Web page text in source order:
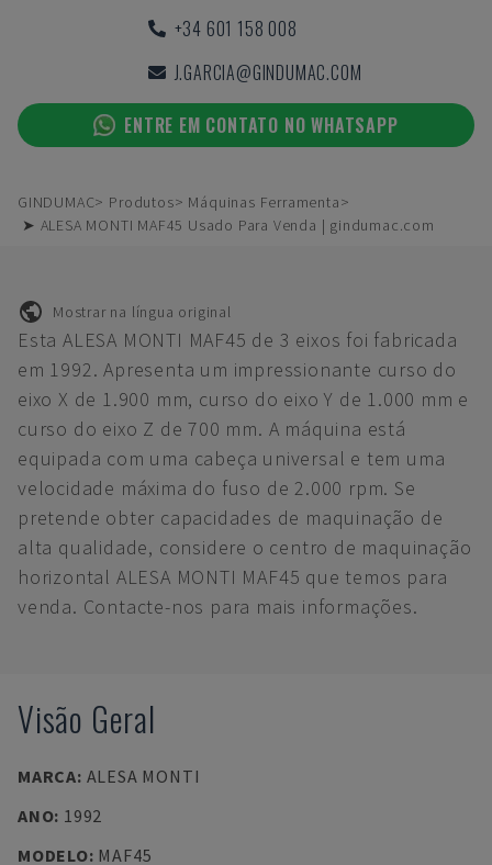
+34 601 158 008
J.GARCIA@GINDUMAC.COM
ENTRE EM CONTATO NO WHATSAPP
GINDUMAC Produtos
Máquinas Ferramenta
➤ ALESA MONTI MAF45 Usado Para Venda | gindumac.com
Mostrar na língua original
Esta ALESA MONTI MAF45 de 3 eixos foi fabricada
em 1992. Apresenta um impressionante curso do
eixo X de 1.900 mm, curso do eixo Y de 1.000 mm e
curso do eixo Z de 700 mm. A máquina está
equipada com uma cabeça universal e tem uma
velocidade máxima do fuso de 2.000 rpm. Se
pretende obter capacidades de maquinação de
alta qualidade, considere o centro de maquinação
horizontal ALESA MONTI MAF45 que temos para
venda. Contacte-nos para mais informações.
Visão Geral
MARCA: ALESA MONTI
ANO: 1992
MODELO: MAF45